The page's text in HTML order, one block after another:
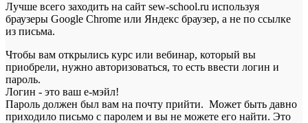
Лучше всего заходить на сайт sew-school.ru используя
браузеры Google Chrome или Яндекс браузер, а не по ссылке
из письма.
Чтобы вам открылись курс или вебинар, который вы
приобрели, нужно авторизоваться, то есть ввести логин и
пароль.
Логин - это ваш е-мэйл!
Пароль должен был вам на почту прийти. Может быть давно
приходило письмо с паролем и вы не можете его найти. Это